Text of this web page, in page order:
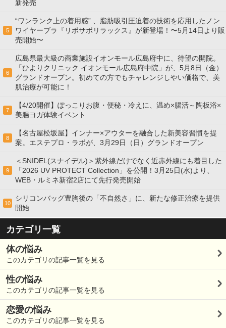
新発売
5
“ワンランク上の着用感” 、脂肪吸引圧迫着の技術を応用したノン
ワイヤーブラ『リポサポリラックス』が新登場！〜5月14日より販
売開始〜
6
広島県最大級の商業施設イオンモール広島府中に、待望の開院。
「ひよりクリニック イオンモール広島府中院」が、5月8日（金）
グランドオープン。初めての方でもチャレンジしやい価格で、美
肌治療が可能に！
7
【4/20開催】ぽっこりお腹・便秘・冷えに、温め×腸活～陶板浴×
美腸ヨガ体験イベント
8
【名古屋松坂屋】インナー×アウターを融合した新美容習慣を提
案。エステプロ・ラボが、3月29日（日）グランドオープン
9
＜SNIDEL(スナイデル)＞紫外線だけでなく近赤外線にも着目した
「2026 UV PROTECT Collection」を公開！3月25日(水)より、
WEB・ルミネ新宿2店にて先行発売開始
10
シリコンバッグ豊胸後の「不自然さ」に、新たな修正治療を提供
開始
カテゴリ一覧
体の悩み
このカテゴリの記事一覧を見る
性の悩み
このカテゴリの記事一覧を見る
恋愛の悩み
このカテゴリの記事一覧を見る